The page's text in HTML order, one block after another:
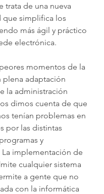
trata de una nueva
simplifica los
más ágil y práctico
electrónica.
momentos de la
plena adaptación
la administración
dimos cuenta de que
tenían problemas en
por las distintas
y
La implementación de
cualquier sistema
a gente que no
con la informática